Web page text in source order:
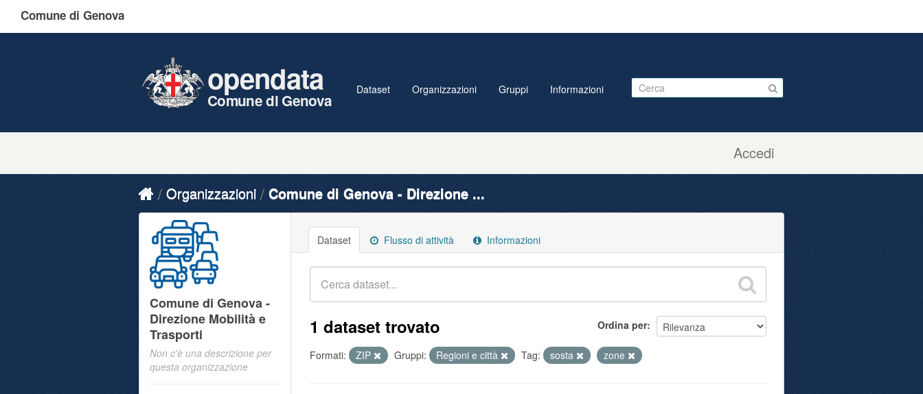
Comune di Genova
Accedi
opendata
Comune di Genova
Dataset Organizzazioni Gruppi Informazioni
Organizzazioni Comune di Genova - Direzione ...
Dataset Flusso di attività Informazioni
Ordina per
1 dataset trovato
Formati: ZIP Gruppi: Regioni e città Tag: sosta zone
Comune di Genova -
Direzione Mobilità e
Trasporti
Non c'è una descrizione per
questa organizzazione